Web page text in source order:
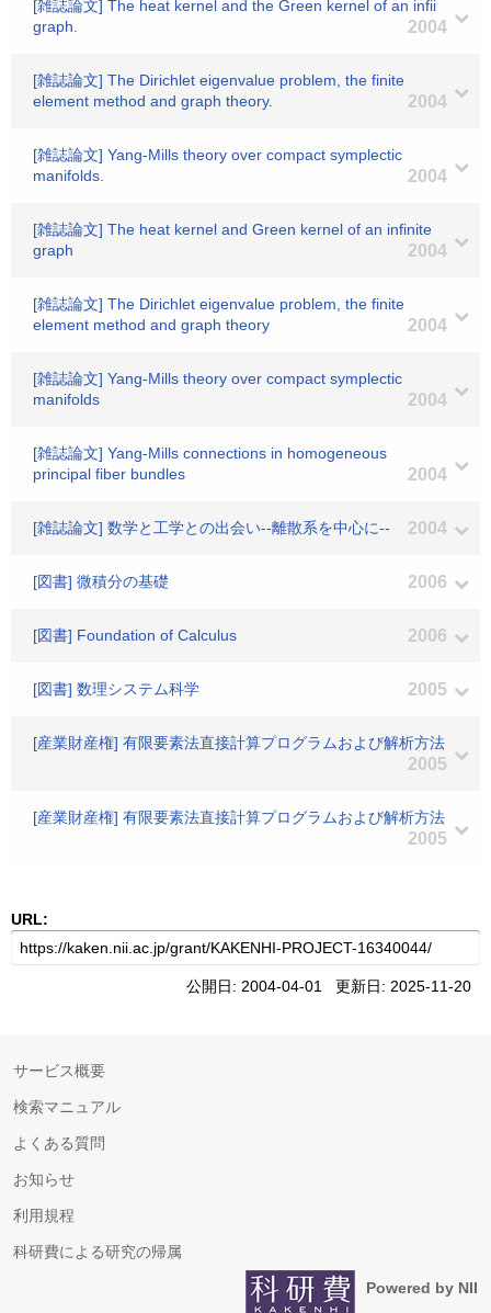
[雑誌論文] The heat kernel and the Green kernel of an infii
graph.
2004
[雑誌論文] The Dirichlet eigenvalue problem, the finite
element method and graph theory.
2004
[雑誌論文] Yang-Mills theory over compact symplectic
manifolds.
2004
[雑誌論文] The heat kernel and Green kernel of an infinite
graph
2004
[雑誌論文] The Dirichlet eigenvalue problem, the finite
element method and graph theory
2004
[雑誌論文] Yang-Mills theory over compact symplectic
manifolds
2004
[雑誌論文] Yang-Mills connections in homogeneous
principal fiber bundles
2004
[雑誌論文] 数学と工学との出会い--離散系を中心に-- 2004
[図書] 微積分の基礎 2006
[図書] Foundation of Calculus 2006
[図書] 数理システム科学 2005
[産業財産権] 有限要素法直接計算プログラムおよび解析方法
2005
[産業財産権] 有限要素法直接計算プログラムおよび解析方法
2005
URL:
公開日: 2004-04-01 更新日: 2025-11-20
サービス概要
検索マニュアル
よくある質問
お知らせ
利用規程
科研費による研究の帰属
Powered by NII